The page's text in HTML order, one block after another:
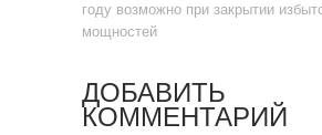
году возможно при закрытии
мощностей
ДОБАВИТЬ
КОММЕНТАРИЙ